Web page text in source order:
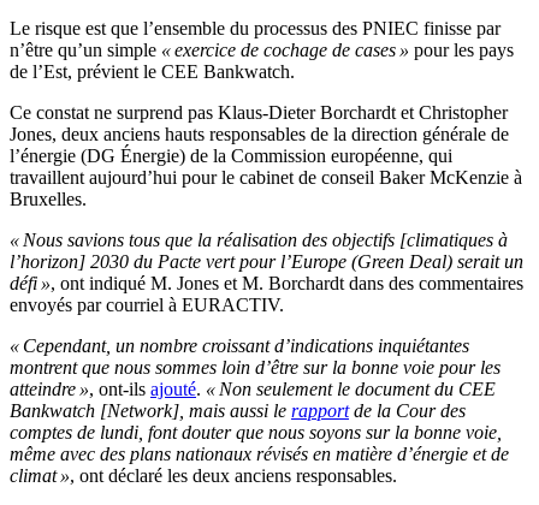
Le risque est que l’ensemble du processus des PNIEC finisse par
n’être qu’un simple « exercice de cochage de cases » pour les pays
de l’Est, prévient le CEE Bankwatch.
Ce constat ne surprend pas Klaus-Dieter Borchardt et Christopher
Jones, deux anciens hauts responsables de la direction générale de
l’énergie (DG Énergie) de la Commission européenne, qui
travaillent aujourd’hui pour le cabinet de conseil Baker McKenzie à
Bruxelles.
« Nous savions tous que la réalisation des objectifs [climatiques à
l’horizon] 2030 du Pacte vert pour l’Europe (Green Deal) serait un
défi », ont indiqué M. Jones et M. Borchardt dans des commentaires
envoyés par courriel à EURACTIV.
« Cependant, un nombre croissant d’indications inquiétantes
montrent que nous sommes loin d’être sur la bonne voie pour les
atteindre », ont-ils ajouté. « Non seulement le document du CEE
Bankwatch [Network], mais aussi le rapportde la Cour des
comptes de lundi, font douter que nous soyons sur la bonne voie,
même avec des plans nationaux révisés en matière d’énergie et de
climat », ont déclaré les deux anciens responsables.